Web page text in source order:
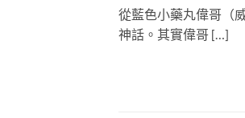
從藍色小藥丸偉哥（
神話。其實偉哥 […]